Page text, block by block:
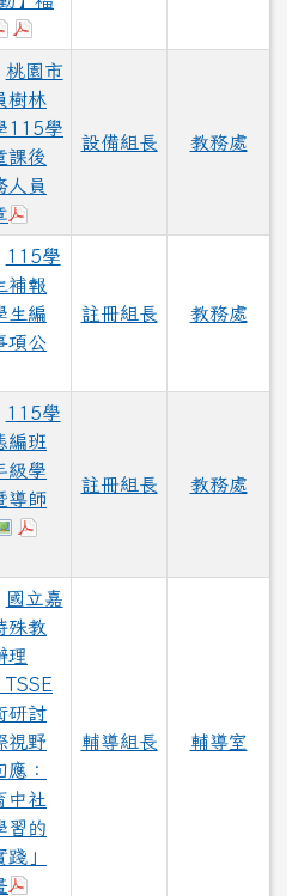
於彈跳視窗觀看：
桃園市
樹林
115學
課後
人員
設備組長 教務處
115學
補報
生編
項公
註冊組長 教務處
115學
編班
級學
導師
彈跳視窗觀看：115學年度一年
於彈跳視窗觀看：115學年度一
視窗觀看：115學年度三年級導
跳視窗觀看：115學年度五年級
註冊組長 教務處
國立嘉
殊教
理
TSSE
研討
視野
：
中社
習的
」
輔導組長 輔導室